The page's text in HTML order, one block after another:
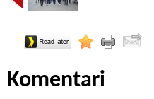
Komentari